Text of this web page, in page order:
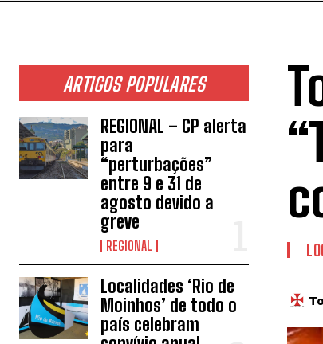
ARTIGOS POPULARES
REGIONAL – CP alerta
para
“perturbações”
entre 9 e 31 de
agosto devido a
greve
REGIONAL
Localidades ‘Rio de
Moinhos’ de todo o
país celebram